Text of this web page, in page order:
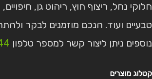
חלוקי נחל, ריצוף חוץ, ריהוט גן,
טבעיים ועוד. הנכם מוזמנים לבקר
נוספים ניתן ליצור קשר למספר טלפון
קטלוג מוצרים